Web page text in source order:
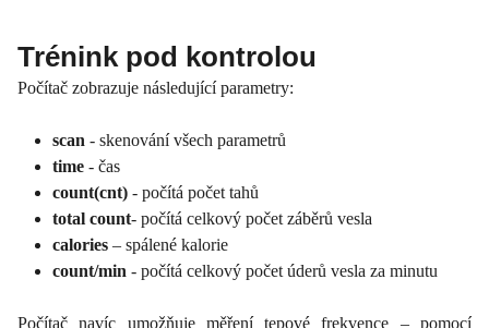
Trénink pod kontrolou
Počítač zobrazuje následující parametry:
scan - skenování všech parametrů
time - čas
count(cnt) - počítá počet tahů
total count- počítá celkový počet záběrů vesla
calories – spálené kalorie
count/min - počítá celkový počet úderů vesla za minutu
Počítač navíc umožňuje měření tepové frekvence – pomocí